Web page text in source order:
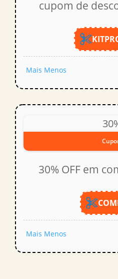
cupom de
Mais Menos
30% OFF em
Mais Menos